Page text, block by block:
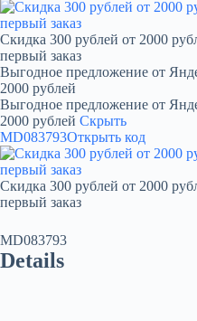
Скидка 300 рублей от 2000
первый заказ
Выгодное предложение от
2000 рублей
Выгодное предложение от
2000 рублей Скрыть
MD083793Открыть код
Скидка 300 рублей от 2000
первый заказ
MD083793
Details